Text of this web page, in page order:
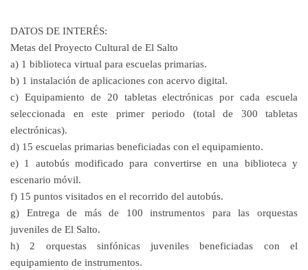
DATOS DE INTERÉS:
Metas del Proyecto Cultural de El Salto
a) 1 biblioteca virtual para escuelas primarias.
b) 1 instalación de aplicaciones con acervo digital.
c) Equipamiento de 20 tabletas electrónicas por cada escuela
seleccionada en este primer periodo (total de 300 tabletas
electrónicas).
d) 15 escuelas primarias beneficiadas con el equipamiento.
e) 1 autobús modificado para convertirse en una biblioteca y
escenario móvil.
f) 15 puntos visitados en el recorrido del autobús.
g) Entrega de más de 100 instrumentos para las orquestas
juveniles de El Salto.
h) 2 orquestas sinfónicas juveniles beneficiadas con el
equipamiento de instrumentos.